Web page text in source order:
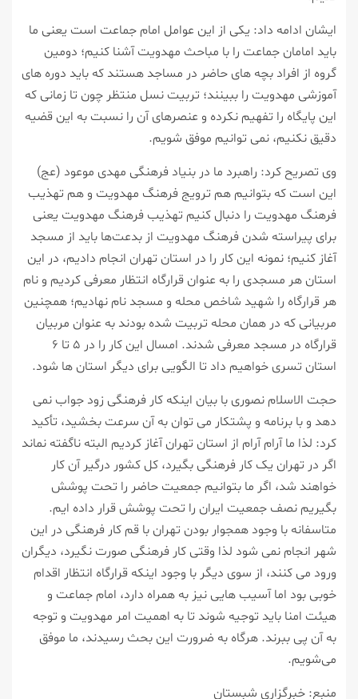
ایشان ادامه داد: یکی از این عوامل امام جماعت است یعنی ما
باید امامان جماعت را با مباحث مهدویت آشنا کنیم؛ دومین
گروه از افراد بچه های حاضر در مساجد هستند که باید دوره های
آموزشی مهدویت را ببینند؛ تربیت نسل منتظر چون تا زمانی که
این پایگاه را تفهیم نکرده و عنصرهای آن را نسبت به این قضیه
دقیق نکنیم، نمی توانیم موفق شویم.
وی تصریح کرد: راهبرد ما در بنیاد فرهنگی مهدی موعود (عج)
این است که بتوانیم هم ترویج فرهنگ مهدویت و هم تهذیب
فرهنگ مهدویت را دنبال کنیم تهذیب فرهنگ مهدویت یعنی
برای پیراسته شدن فرهنگ مهدویت از بدعت‌ها باید از مسجد
آغاز کنیم؛ نمونه این کار را در استان تهران انجام دادیم، در این
استان هر مسجدی را به عنوان قرارگاه انتظار معرفی کردیم و نام
هر قرارگاه را شهید شاخص محله و مسجد نام نهادیم؛ همچنین
مربیانی که در همان محله تربیت شده بودند به عنوان مربیان
قرارگاه در مسجد معرفی شدند. امسال این کار را در ۵ تا ۶
استان تسری خواهیم داد تا الگویی برای دیگر استان ها شود.
حجت الاسلام نصوری با بیان اینکه کار فرهنگی زود جواب نمی
دهد و با برنامه و پشتکار می توان به آن سرعت بخشید، تأکید
کرد: لذا ما آرام آرام از استان تهران آغاز کردیم البته ناگفته نماند
اگر در تهران یک کار فرهنگی بگیرد، کل کشور درگیر آن کار
خواهند شد، اگر ما بتوانیم جمعیت حاضر را تحت پوشش
بگیریم نصف جمعیت ایران را تحت پوشش قرار داده ایم.
متاسفانه با وجود همجوار بودن تهران با قم کار فرهنگی در این
شهر انجام نمی شود لذا وقتی کار فرهنگی صورت نگیرد، دیگران
ورود می کنند، از سوی دیگر با وجود اینکه قرارگاه انتظار اقدام
خوبی بود اما آسیب هایی نیز به همراه دارد، امام جماعت و
هیئت امنا باید توجیه شوند تا به اهمیت امر مهدویت و توجه
به آن پی ببرند. هرگاه به ضرورت این بحث رسیدند، ما موفق
می‌شویم.
منبع: خبرگزاری شبستان